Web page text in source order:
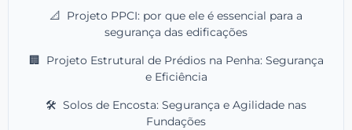
📐
Projeto PPCI: por que ele é essencial para a
segurança das edificações
🏢
Projeto Estrutural de Prédios na Penha: Segurança
e Eficiência
🛠️ Solos de Encosta: Segurança e Agilidade nas
Fundações